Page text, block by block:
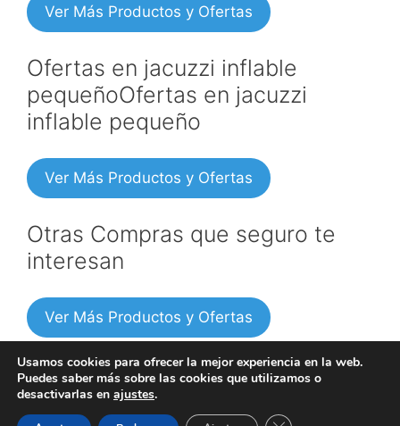
Ver Más Productos y Ofertas
Ofertas en jacuzzi inflable
pequeñoOfertas en jacuzzi
inflable pequeño
Ver Más Productos y Ofertas
Otras Compras que seguro te
interesan
Ver Más Productos y Ofertas
Usamos cookies para ofrecer la mejor experiencia en la web.
Puedes saber más sobre las cookies que utilizamos o
desactivarlas en ajustes.